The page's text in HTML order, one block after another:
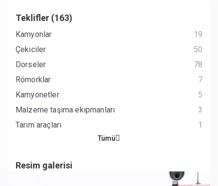
Teklifler (163)
Kamyonlar
19
Çekiciler
50
Dorseler
78
Römorklar
7
Kamyonetler
5
Malzeme taşıma ekipmanları
3
Tarım araçları
1
Tümü
Resim galerisi